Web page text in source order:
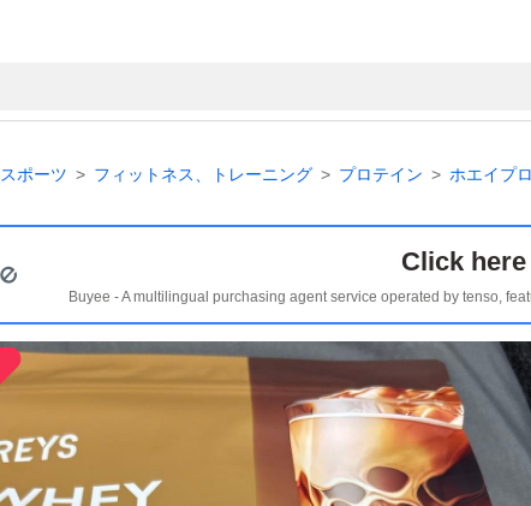
スポーツ フィットネス、トレーニング プロテイン ホエイプ
Click
Buyee - A multilingual purchasing agent service operated by tenso,